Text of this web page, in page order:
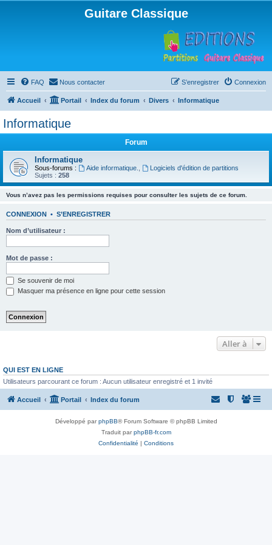
Guitare Classique
FAQ Nous contacter Connexion
S’enregistrer
Accueil Portail Index du forum Divers Informatique
Informatique
Forum
Informatique
Sous-forums : Aide informatique.
Logiciels d'édition de partitions
Sujets : 258
Vous n’avez pas les permissions requises pour consulter les sujets de ce forum.
CONNEXION • S’ENREGISTRER
Nom d’utilisateur :
Mot de passe :
Se souvenir de moi
Masquer ma présence en ligne pour cette session
Aller à
QUI EST EN LIGNE
Utilisateurs parcourant ce forum : Aucun utilisateur enregistré et 1 invité
Accueil Portail Index du forum
Développé parphpBB® Forum Software © phpBB Limited
Traduit parphpBB-fr.com
Confidentialité | Conditions